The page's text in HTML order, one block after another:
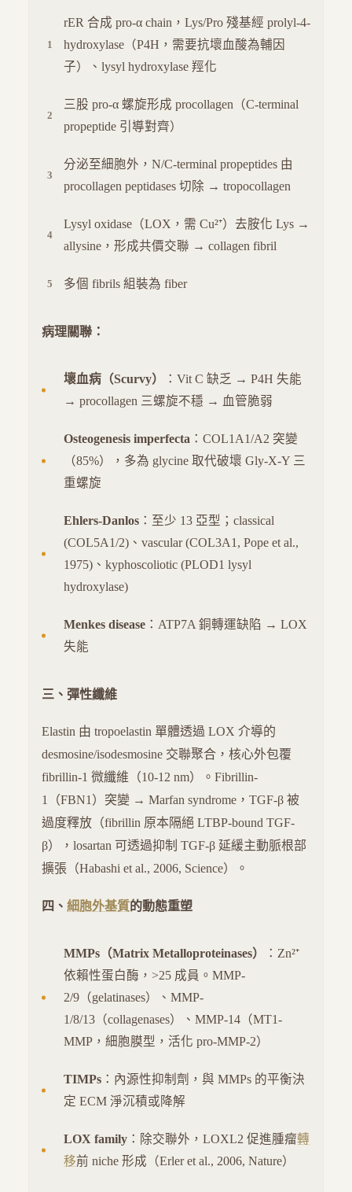
rER 合成 pro-α chain，Lys/Pro 殘基經 prolyl-4-
hydroxylase（P4H，需要抗壞血酸為輔因
子）、lysyl hydroxylase 羥化
三股 pro-α 螺旋形成 procollagen（C-terminal
propeptide 引導對齊）
分泌至細胞外，N/C-terminal propeptides 由
procollagen peptidases 切除 → tropocollagen
Lysyl oxidase（LOX，需 Cu²⁺）去胺化 Lys →
allysine，形成共價交聯 → collagen fibril
多個 fibrils 組裝為 fiber
病理關聯：
壞血病（Scurvy）
：Vit C 缺乏 → P4H 失能
→ procollagen 三螺旋不穩 → 血管脆弱
Osteogenesis imperfecta ：COL1A1/A2 突變
（85%），多為 glycine 取代破壞 Gly-X-Y 三
重螺旋
Ehlers-Danlos ：至少 13 亞型；classical
(COL5A1/2)、vascular (COL3A1, Pope et al.,
1975)、kyphoscoliotic (PLOD1 lysyl
hydroxylase)
Menkes disease ：ATP7A 銅轉運缺陷 → LOX
失能
三、彈性纖維
Elastin 由 tropoelastin 單體透過 LOX 介導的
desmosine/isodesmosine 交聯聚合，核心外包覆
fibrillin-1 微纖維（10-12 nm）。Fibrillin-
1（FBN1）突變 → Marfan syndrome，TGF-β 被
過度釋放（fibrillin 原本隔絕 LTBP-bound TGF-
β），losartan 可透過抑制 TGF-β 延緩主動脈根部
擴張（Habashi et al., 2006, Science）。
四、 細胞外基質的動態重塑
MMPs（Matrix Metalloproteinases）
：Zn²⁺
依賴性蛋白酶，>25 成員。MMP-
2/9（gelatinases）、MMP-
1/8/13（collagenases）、MMP-14（MT1-
MMP，細胞膜型，活化 pro-MMP-2）
TIMPs ：內源性抑制劑，與 MMPs 的平衡決
定 ECM 淨沉積或降解
LOX family ：除交聯外，LOXL2 促進腫瘤轉
移前 niche 形成（Erler et al., 2006, Nature）